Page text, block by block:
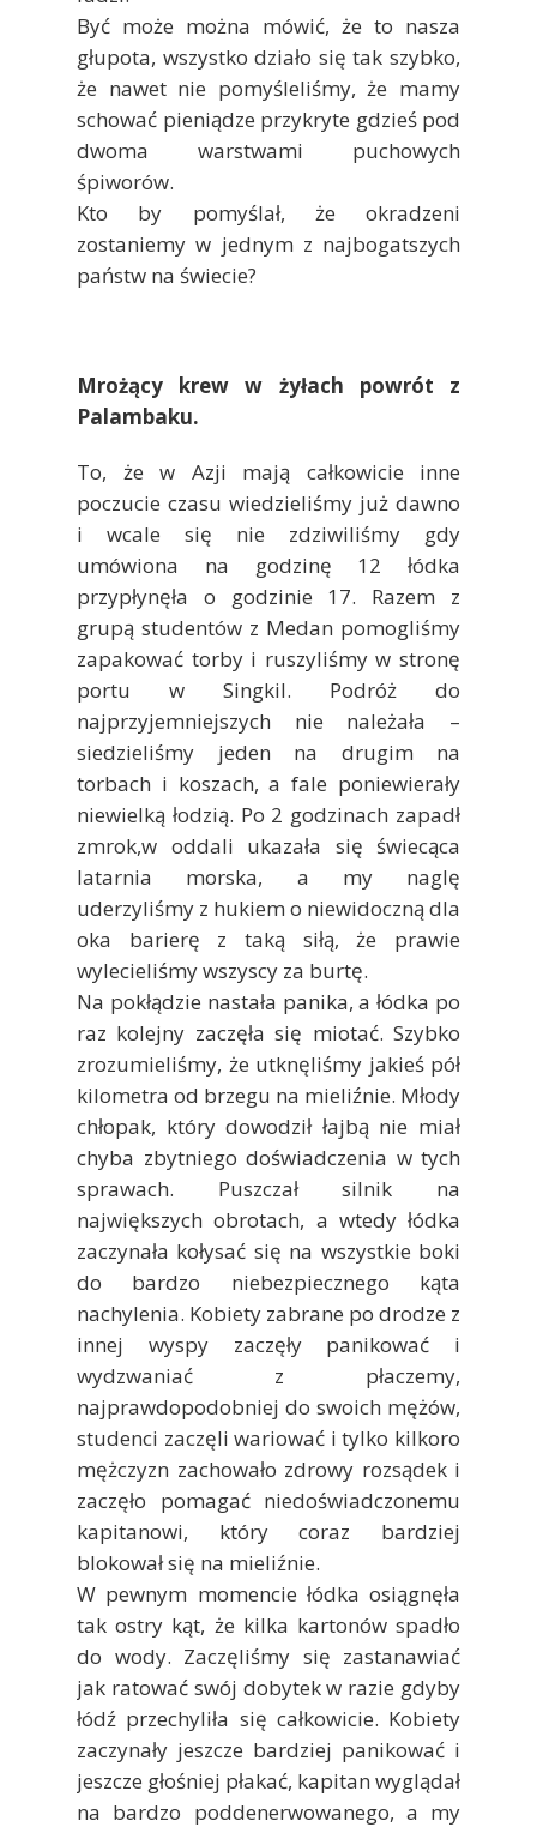
Być może można mówić, że to nasza
głupota, wszystko działo się tak szybko,
że nawet nie pomyśleliśmy, że mamy
schować pieniądze przykryte gdzieś pod
dwoma warstwami puchowych
śpiworów.
Kto by pomyślał, że okradzeni
zostaniemy w jednym z najbogatszych
państw na świecie?
Mrożący krew w żyłach powrót z
Palambaku.
To, że w Azji mają całkowicie inne
poczucie czasu wiedzieliśmy już dawno
i wcale się nie zdziwiliśmy gdy
umówiona na godzinę 12 łódka
przypłynęła o godzinie 17. Razem z
grupą studentów z Medan pomogliśmy
zapakować torby i ruszyliśmy w stronę
portu w Singkil. Podróż do
najprzyjemniejszych nie należała –
siedzieliśmy jeden na drugim na
torbach i koszach, a fale poniewierały
niewielką łodzią. Po 2 godzinach zapadł
zmrok,w oddali ukazała się świecąca
latarnia morska, a my naglę
uderzyliśmy z hukiem o niewidoczną dla
oka barierę z taką siłą, że prawie
wylecieliśmy wszyscy za burtę.
Na pokłądzie nastała panika, a łódka po
raz kolejny zaczęła się miotać. Szybko
zrozumieliśmy, że utknęliśmy jakieś pół
kilometra od brzegu na mieliźnie. Młody
chłopak, który dowodził łajbą nie miał
chyba zbytniego doświadczenia w tych
sprawach. Puszczał silnik na
największych obrotach, a wtedy łódka
zaczynała kołysać się na wszystkie boki
do bardzo niebezpiecznego kąta
nachylenia. Kobiety zabrane po drodze z
innej wyspy zaczęły panikować i
wydzwaniać z płaczemy,
najprawdopodobniej do swoich mężów,
studenci zaczęli wariować i tylko kilkoro
mężczyzn zachowało zdrowy rozsądek i
zaczęło pomagać niedoświadczonemu
kapitanowi, który coraz bardziej
blokował się na mieliźnie.
W pewnym momencie łódka osiągnęła
tak ostry kąt, że kilka kartonów spadło
do wody. Zaczęliśmy się zastanawiać
jak ratować swój dobytek w razie gdyby
łódź przechyliła się całkowicie. Kobiety
zaczynały jeszcze bardziej panikować i
jeszcze głośniej płakać, kapitan wyglądał
na bardzo poddenerwowanego, a my